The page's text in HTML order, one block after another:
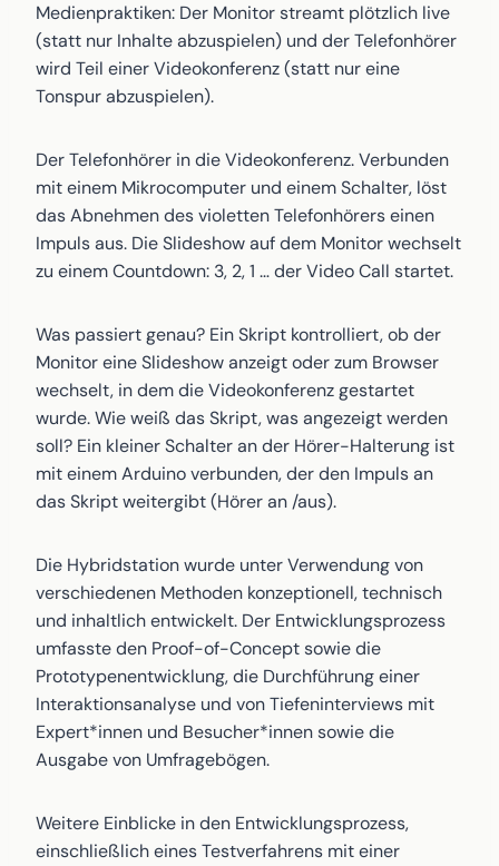
Medienpraktiken: Der Monitor streamt plötzlich live
(statt nur Inhalte abzuspielen) und der Telefonhörer
wird Teil einer Videokonferenz (statt nur eine
Tonspur abzuspielen).
Der Telefonhörer in die Videokonferenz. Verbunden
mit einem Mikrocomputer und einem Schalter, löst
das Abnehmen des violetten Telefonhörers einen
Impuls aus. Die Slideshow auf dem Monitor wechselt
zu einem Countdown: 3, 2, 1 … der Video Call startet.
Was passiert genau? Ein Skript kontrolliert, ob der
Monitor eine Slideshow anzeigt oder zum Browser
wechselt, in dem die Videokonferenz gestartet
wurde. Wie weiß das Skript, was angezeigt werden
soll? Ein kleiner Schalter an der Hörer-Halterung ist
mit einem Arduino verbunden, der den Impuls an
das Skript weitergibt (Hörer an /aus).
Die Hybridstation wurde unter Verwendung von
verschiedenen Methoden konzeptionell, technisch
und inhaltlich entwickelt. Der Entwicklungsprozess
umfasste den Proof-of-Concept sowie die
Prototypenentwicklung, die Durchführung einer
Interaktionsanalyse und von Tiefeninterviews mit
Expert*innen und Besucher*innen sowie die
Ausgabe von Umfragebögen.
Weitere Einblicke in den Entwicklungsprozess,
einschließlich eines Testverfahrens mit einer